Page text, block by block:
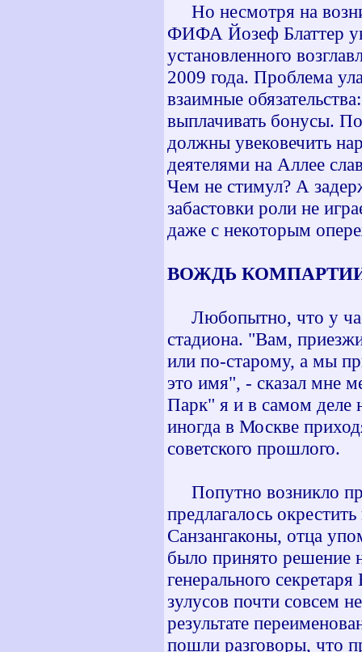
Но несмотря на
ФИФА Йозеф Блаттер
установленного
2009 года. Проблема
взаимные
выплачивать бонусы.
должны увековечить
деятелями на Аллее
Чем не стимул? А
забастовки роли не
даже с некоторым
ВОЖДЬ
Любопытно, что у
стадиона. "Вам,
или по-старому, а мы
это имя", - сказал мне
Парк" я и в самом деле
иногда в Москве
советского прошлого.
Попутно возникло
предлагалось
Санзангаконы, отца
было принято решение
генерального
зулусов почти совсем
результате
пошли разговоры, что